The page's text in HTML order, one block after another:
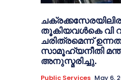
തൂകിയവൾകെ വി
ചരിത്രമെന്ന്
സാമൂഹ്യനീതി
അനുസ്മരിച്ചു.
Public Services May 6,